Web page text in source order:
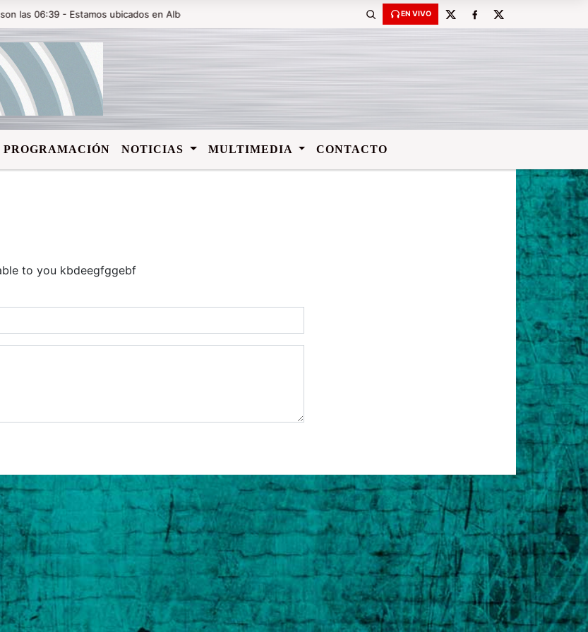
06:39 - Estamos ubicados en Alberdi y Rivadavia en la ciudad de Villa Angela-Chaco-Argentina. Comunicación:
EN VIVO
PROGRAMACIÓN NOTICIAS MULTIMEDIA CONTACTO
to you kbdeegfggebf